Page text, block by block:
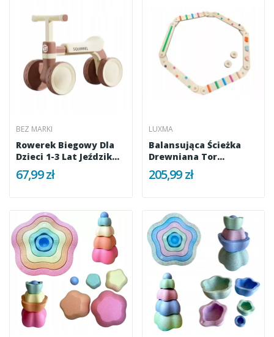
BEZ MARKI
Rowerek Biegowy Dla
Dzieci 1-3 Lat Jeździk
Brązowy
67,99 zł
LUXMA
Balansująca Ścieżka
Drewniana Tor
Równowagi Dla...
205,99 zł